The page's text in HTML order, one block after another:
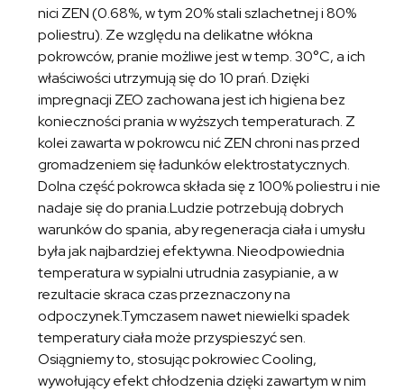
nici ZEN (0.68%, w tym 20% stali szlachetnej i 80%
poliestru). Ze względu na delikatne włókna
pokrowców, pranie możliwe jest w temp. 30°C, a ich
właściwości utrzymują się do 10 prań. Dzięki
impregnacji ZEO zachowana jest ich higiena bez
konieczności prania w wyższych temperaturach. Z
kolei zawarta w pokrowcu nić ZEN chroni nas przed
gromadzeniem się ładunków elektrostatycznych.
Dolna część pokrowca składa się z 100% poliestru i nie
nadaje się do prania.Ludzie potrzebują dobrych
warunków do spania, aby regeneracja ciała i umysłu
była jak najbardziej efektywna. Nieodpowiednia
temperatura w sypialni utrudnia zasypianie, a w
rezultacie skraca czas przeznaczony na
odpoczynek.Tymczasem nawet niewielki spadek
temperatury ciała może przyspieszyć sen.
Osiągniemy to, stosując pokrowiec Cooling,
wywołujący efekt chłodzenia dzięki zawartym w nim